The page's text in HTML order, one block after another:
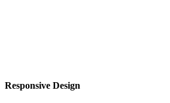
Responsive Design